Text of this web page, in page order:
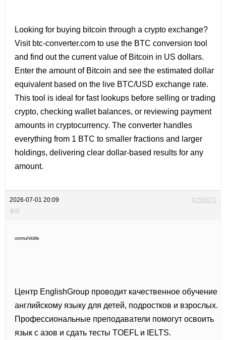
Looking for buying bitcoin through a crypto exchange?
Visit btc-converter.com to use the BTC conversion tool
and find out the current value of Bitcoin in US dollars.
Enter the amount of Bitcoin and see the estimated dollar
equivalent based on the live BTC/USD exchange rate.
This tool is ideal for fast lookups before selling or trading
crypto, checking wallet balances, or reviewing payment
amounts in cryptocurrency. The converter handles
everything from 1 BTC to smaller fractions and larger
holdings, delivering clear dollar-based results for any
amount.
2026-07-01 20:09 #156671
返信
vomuhkitle
Центр EnglishGroup проводит качественное обучение
английскому языку для детей, подростков и взрослых.
Профессиональные преподаватели помогут освоить
язык с азов и сдать тесты TOEFL и IELTS.